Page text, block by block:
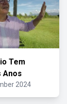
Tem
Anos
2024